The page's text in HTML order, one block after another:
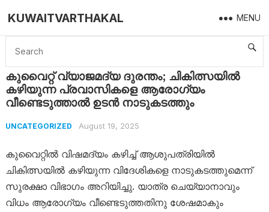
KUWAITVARTHAKAL MENU
Home Uncategorized കുവൈറ്റ് വ്യാജമദ്യ ദുരന്തം; ചികിത്സയിൽ കഴിയുന്ന പ്രവാസികളെ ആരോഗ്യം വീണ്ടെടുത്താൽ ഉടൻ നാടുകടത്തും
കുവൈറ്റ് വ്യാജമദ്യ ദുരന്തം; ചികിത്സയിൽ
കഴിയുന്ന പ്രവാസികളെ ആരോഗ്യം
വീണ്ടെടുത്താൽ ഉടൻ നാടുകടത്തും
UNCATEGORIZED August 19, 2025
കുവൈറ്റിൽ വിഷമദ്യം കഴിച്ച് ആശുപത്രിയിൽ
ചികിത്സയിൽ കഴിയുന്ന വിദേശികളെ നാടുകടത്തുമെന്ന്
സുരക്ഷാ വിഭാഗം അറിയിച്ചു. യാത്ര ചെയ്യാനാവും
വിധം ആരോഗ്യം വീണ്ടെടുത്തതിനു ശേഷമാകും